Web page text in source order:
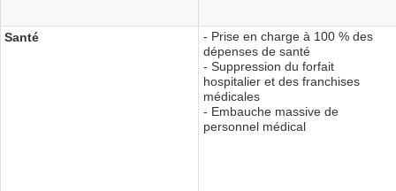
Santé
- Prise en charge à 100 % des
dépenses de santé
- Suppression du forfait
hospitalier et des franchises
médicales
- Embauche massive de
personnel médical